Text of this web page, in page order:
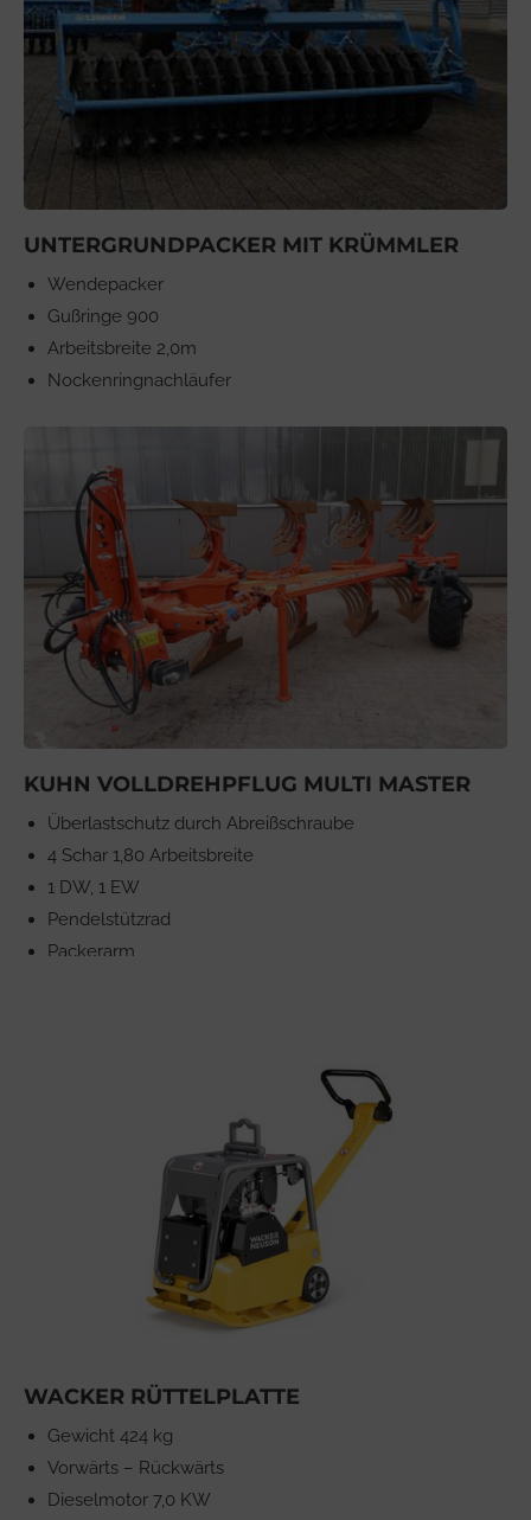
UNTERGRUNDPACKER MIT KRÜMMLER
Wendepacker
Gußringe 900
Arbeitsbreite 2,0m
Nockenringnachläufer
KUHN VOLLDREHPFLUG MULTI MASTER
Überlastschutz durch Abreißschraube
4 Schar 1,80 Arbeitsbreite
1 DW, 1 EW
Pendelstützrad
Packerarm
WACKER RÜTTELPLATTE
Gewicht 424 kg
Vorwärts – Rückwärts
Dieselmotor 7,0 KW